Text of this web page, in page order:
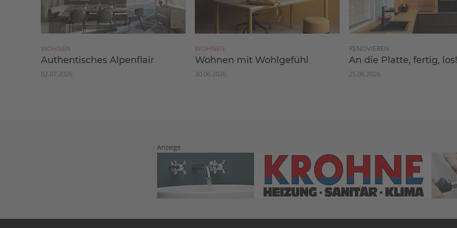
WOHNEN
Authentisches Alpenflair
02.07.2026
WOHNEN
Wohnen mit Wohlgefühl
30.06.2026
RENOVIEREN
An die Platte, fertig,
25.06.2026
Anzeige